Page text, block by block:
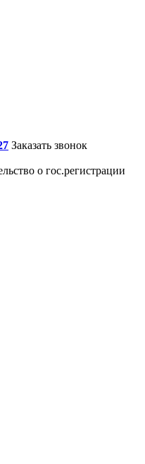
Заказать звонок
о гос.регистрации